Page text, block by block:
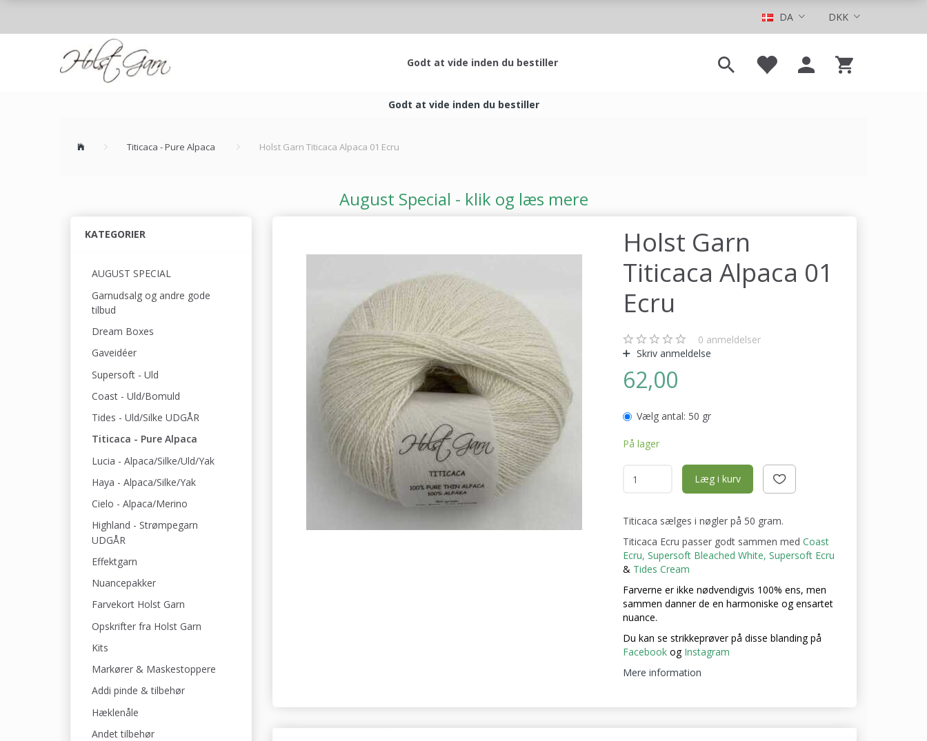
DKK
DA
Godt at vide inden du bestiller
Godt at vide inden du bestiller
Titicaca - Pure Alpaca Holst Garn Titicaca Alpaca 01 Ecru
August Special - klik og læs mere
KATEGORIER
AUGUST SPECIAL
Garnudsalg og andre gode
tilbud
Dream Boxes
Gaveidéer
Supersoft - Uld
Coast - Uld/Bomuld
Tides - Uld/Silke UDGÅR
Titicaca - Pure Alpaca
Lucia - Alpaca/Silke/Uld/Yak
Haya - Alpaca/Silke/Yak
Cielo - Alpaca/Merino
Highland - Strømpegarn
UDGÅR
Effektgarn
Nuancepakker
Farvekort Holst Garn
Opskrifter fra Holst Garn
Kits
Markører & Maskestoppere
Addi pinde & tilbehør
Hæklenåle
Andet tilbehør
Holst Garn
Titicaca Alpaca 01
Ecru
0 anmeldelser
Skriv anmeldelse
62,00
Vælg antal: 50 gr
På lager
Læg i kurv
Titicaca sælges i nøgler på 50 gram.
Titicaca Ecru passer godt sammen medCoast
Ecru,Supersoft Bleached White,Supersoft Ecru
& Tides Cream
Farverne er ikke nødvendigvis 100% ens, men
sammen danner de en harmoniske og ensartet
nuance.
Du kan se strikkeprøver på disse blanding på
Facebook og Instagram
Mere information